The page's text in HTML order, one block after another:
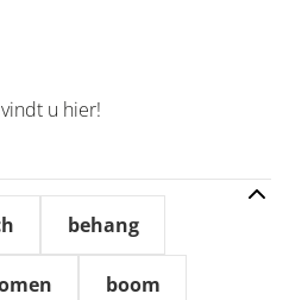
u hier!
behang
boom